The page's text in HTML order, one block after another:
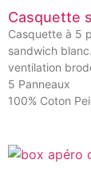
Casquette
Casquette à 5
sandwich
ventilation
5 Panneaux
100% Coton